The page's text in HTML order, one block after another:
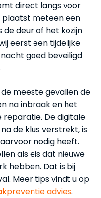
direct langs voor
plaatst meteen een
de deur of het kozijn
eerst een tijdelijke
goed beveiligd
meeste gevallen de
na inbraak en het
reparatie. De digitale
de klus verstrekt, is
nodig heeft.
als eis dat nieuwe
hebben. Dat is bij
Meer tips vindt u op
advies.